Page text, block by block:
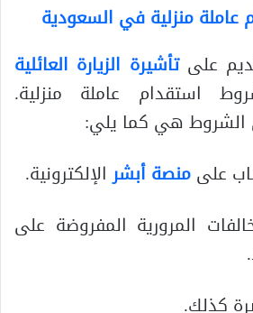
منزلية في السعودية
على تأشيرة الزيارة العائلية
استقدام عاملة منزلية.
الشروط هي كما يلي:
منصة أبشر الإلكترونية.
المرورية المفروضة على